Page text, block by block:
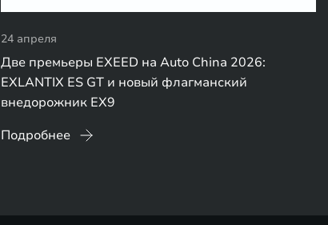
24 апреля
Две премьеры EXEED на Auto China 2026:
EXLANTIX ES GT и новый флагманский
внедорожник EX9
Подробнее